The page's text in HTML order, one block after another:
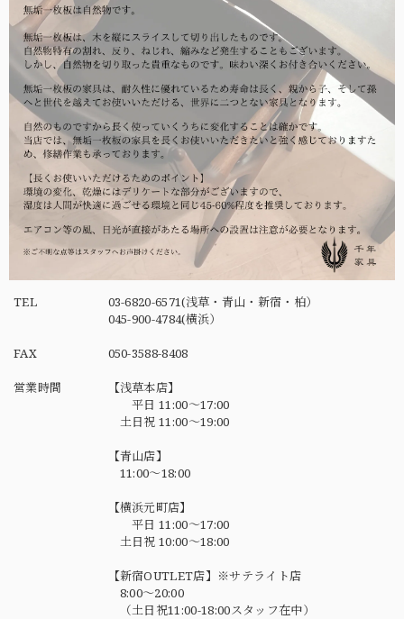
TEL
03-6820-6571(浅草・青山・新宿・柏）
045-900-4784(横浜）
FAX 050-3588-8408
営業時間
【浅草本店】
平日 11:00～17:00
土日祝 11:00～19:00
【青山店】
11:00～18:00
【横浜元町店】
平日 11:00～17:00
土日祝 10:00～18:00
【新宿OUTLET店】※サテライト店
8:00～20:00
（土日祝11:00-18:00スタッフ在中）